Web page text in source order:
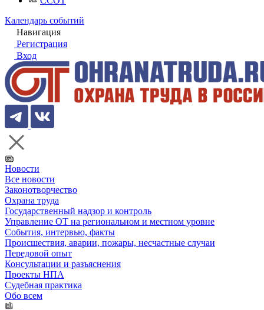
Календарь событий
Навигация
Регистрация
Вход
Новости
Все новости
Законотворчество
Охрана труда
Государственный надзор и контроль
Управление ОТ на региональном и местном уровне
События, интервью, факты
Происшествия, аварии, пожары, несчастные случаи
Передовой опыт
Консультации и разъяснения
Проекты НПА
Судебная практика
Обо всем